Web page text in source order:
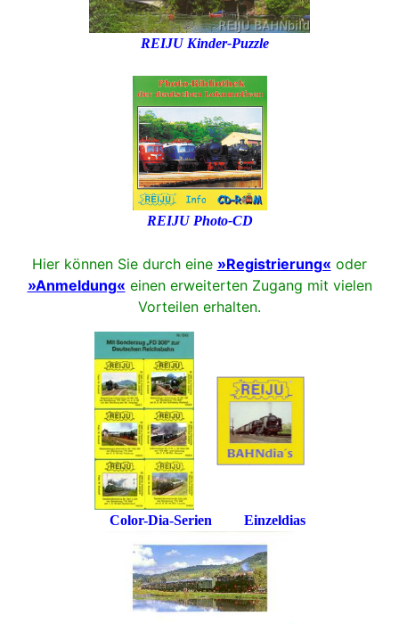
REIJU Kinder-Puzzle
REIJU Photo-CD
Hier können Sie durch eine »Registrierung« oder
»Anmeldung« einen erweiterten Zugang mit vielen
Vorteilen erhalten.
Color-Dia-Serien Einzeldias